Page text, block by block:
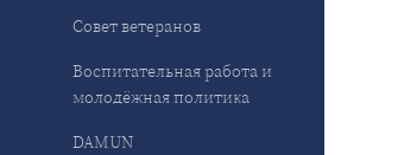
Совет ветеранов
Воспитательная работа и
молодёжная политика
DAMUN